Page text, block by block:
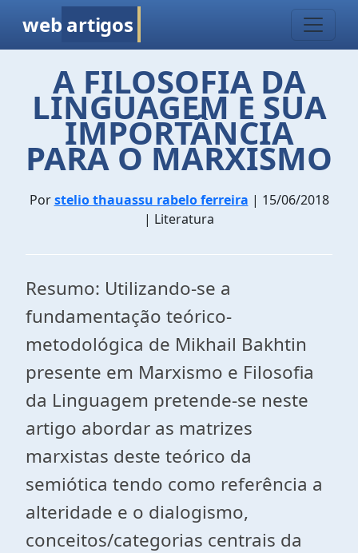
web artigos
A FILOSOFIA DA
LINGUAGEM E SUA
IMPORTÂNCIA
PARA O MARXISMO
Porstelio thauassu rabelo ferreira | 15/06/2018
| Literatura
Resumo: Utilizando-se a
fundamentação teórico-
metodológica de Mikhail Bakhtin
presente em Marxismo e Filosofia
da Linguagem pretende-se neste
artigo abordar as matrizes
marxistas deste teórico da
semiótica tendo como referência a
alteridade e o dialogismo,
conceitos/categorias centrais da